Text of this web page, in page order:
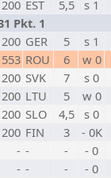
EST 5,5
s 1
Pkt. 1
GER 5
s 1
ROU 6
w 0
SVK 7
s 0
LTU 5
w 0
SLO 4,5
s 0
FIN 3
- 0K
- - -
- 0
- - -
- 0